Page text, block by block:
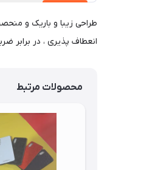
طراحی زیبا و باریک و
انعطاف پذیری ، در برابر
محصولات مرتبط